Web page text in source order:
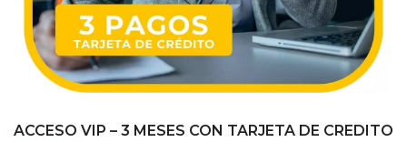
ACCESO VIP – 3 MESES CON TARJETA DE CREDITO